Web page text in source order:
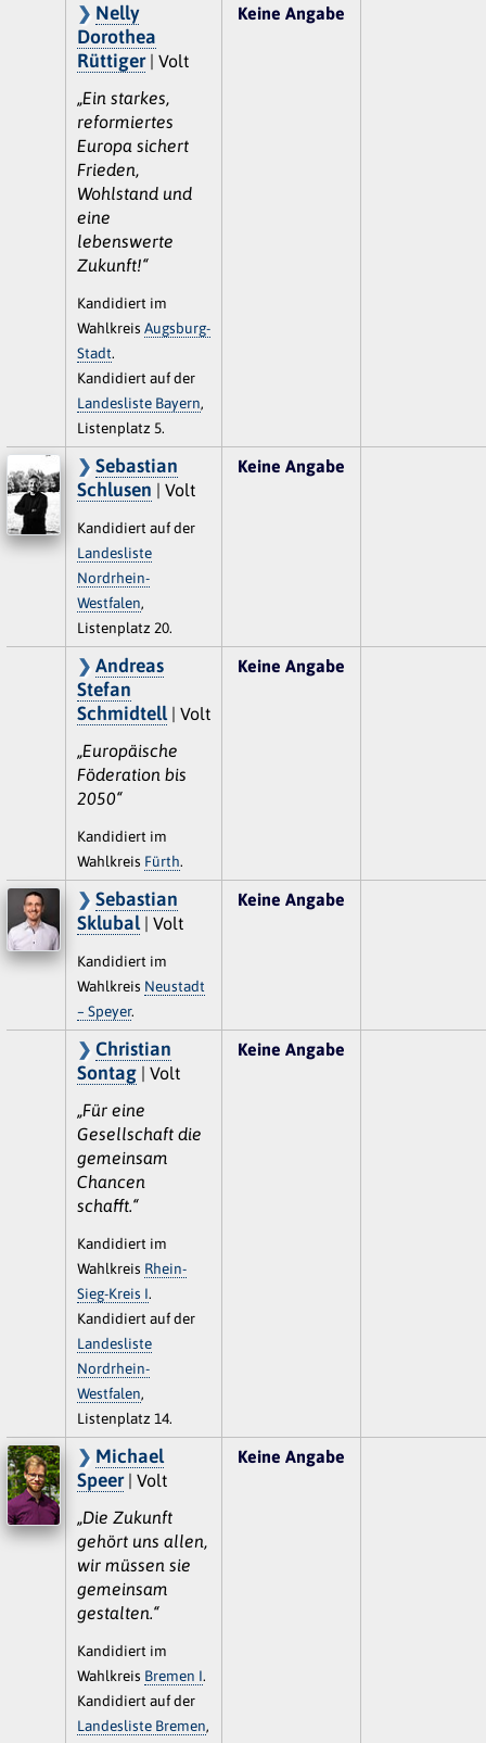
Nelly
Dorothea
Rüttiger| Volt
„Ein starkes,
reformiertes
Europa sichert
Frieden,
Wohlstand und
eine
lebenswerte
Zukunft!“
Kandidiert im
Wahlkreis Augsburg-
Stadt.
Kandidiert auf der
Landesliste Bayern,
Listenplatz 5.
Keine Angabe
Sebastian
Schlusen | Volt
Kandidiert auf der
Landesliste
Nordrhein-
Westfalen,
Listenplatz 20.
Keine Angabe
Andreas
Stefan
Schmidtell | Volt
„Europäische
Föderation bis
2050“
Kandidiert im
Wahlkreis Fürth.
Keine Angabe
Sebastian
Sklubal | Volt
Kandidiert im
Wahlkreis Neustadt
– Speyer.
Keine Angabe
Christian
Sontag| Volt
„Für eine
Gesellschaft die
gemeinsam
Chancen
schafft.“
Kandidiert im
Wahlkreis Rhein-
Sieg-Kreis I.
Kandidiert auf der
Landesliste
Nordrhein-
Westfalen,
Listenplatz 14.
Keine Angabe
Michael
Speer| Volt
„Die Zukunft
gehört uns allen,
wir müssen sie
gemeinsam
gestalten.“
Kandidiert im
Wahlkreis Bremen I.
Kandidiert auf der
Landesliste Bremen,
Keine Angabe